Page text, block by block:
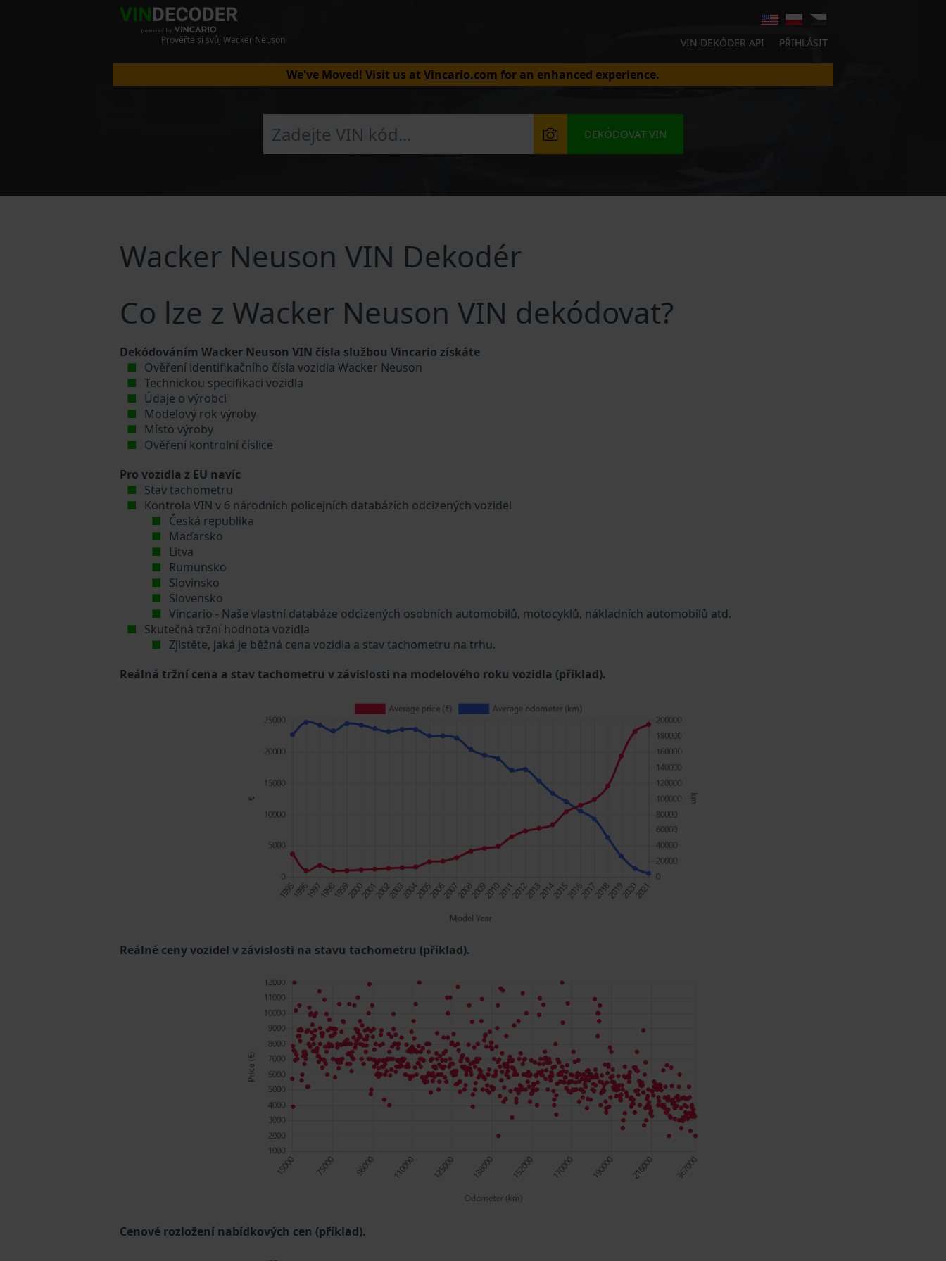
Prověřte si svůj Wacker Neuson VIN DEKÓDER API PŘIHLÁSIT
We've Moved! Visit us atVincario.com for an enhanced experience.
DEKÓDOVAT VIN
Wacker Neuson VIN Dekodér
Co lze z Wacker Neuson VIN dekódovat?
Dekódováním Wacker Neuson VIN čísla službou Vincario získáte
Ověření identifikačního čísla vozidla Wacker Neuson
Technickou specifikaci vozidla
Údaje o výrobci
Modelový rok výroby
Místo výroby
Ověření kontrolní číslice
Pro vozidla z EU navíc
Stav tachometru
Kontrola VIN v 6 národních policejních databázích odcizených vozidel
Česká republika
Maďarsko
Litva
Rumunsko
Slovinsko
Slovensko
Vincario - Naše vlastní databáze odcizených osobních automobilů, motocyklů, nákladních automobilů atd.
Skutečná tržní hodnota vozidla
Zjistěte, jaká je běžná cena vozidla a stav tachometru na trhu.
Reálná tržní cena a stav tachometru v závislosti na modelového roku vozidla (příklad).
Reálné ceny vozidel v závislosti na stavu tachometru (příklad).
Cenové rozložení nabídkových cen (příklad).